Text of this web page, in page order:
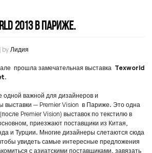
2013 В ПАРИЖЕ.
by Лидия
прошла замечательная выставка Texworld
.
важной для дизайнеров и
выставки — Premier Vision в Париже. Это одна
Premier Vision) выставок по текстилю в
приезжают поставщики из Китая,
и Турции. Многие дизайнеры слетаются сюда
увидеть самые интересные предложения
с азиатскими поставщиками, завязать